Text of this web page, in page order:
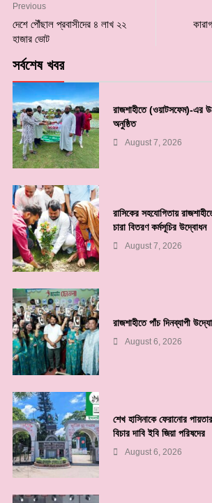
Previous
দেশে পৌঁছাল প্রবাসীদের ৪ লাখ ২২
হাজার ভোট
সর্বশেষ খবর
রাজশাহীতে (ওয়াটসফেম)-এর
অনুষ্ঠিত
August 7, 2026
রাসিকের সহযোগিতায়
চারা বিতরণ কর্মসূচির উদ্বোধন
August 7, 2026
রাজশাহীতে পাঁচ দিনব্যাপী
August 6, 2026
শেখ হাসিনাকে ফেরানোর
বিচার দাবি ইবি জিয়া পরিষদের
August 6, 2026